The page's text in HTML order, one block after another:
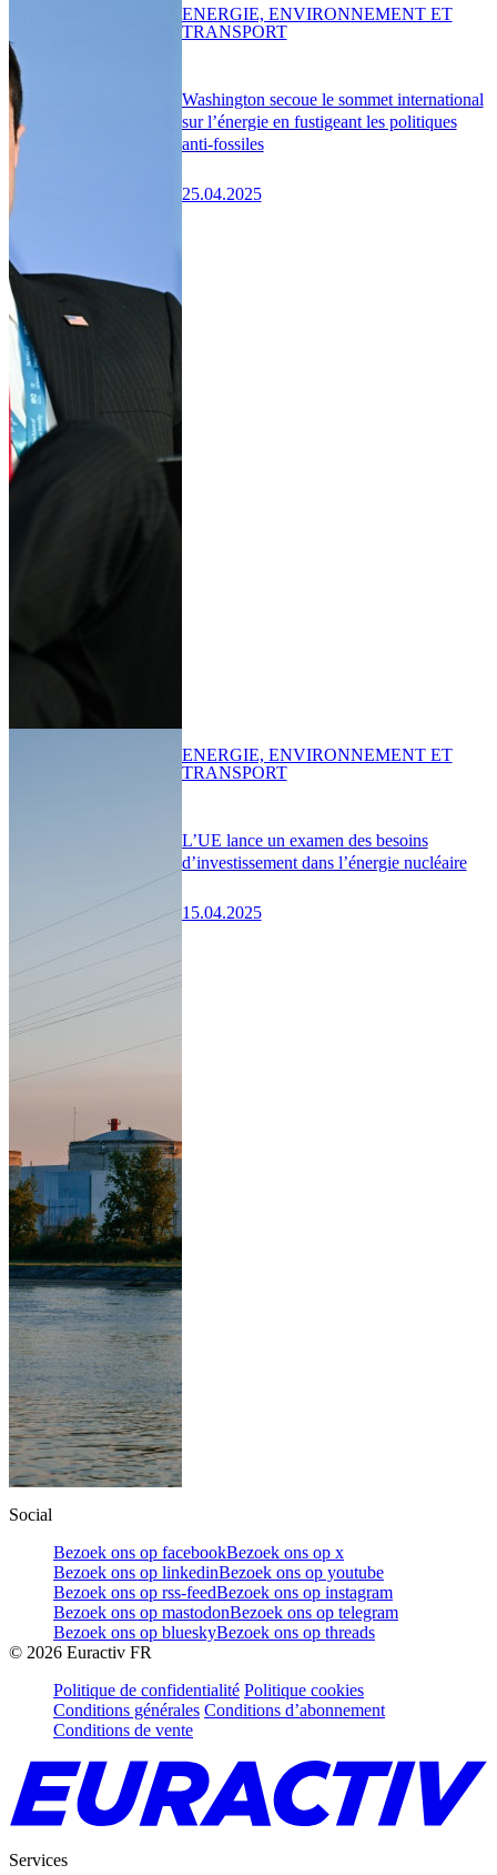
Washington secoue le sommet international
sur l’énergie en fustigeant les politiques
anti-fossiles
25.04.2025
ENERGIE, ENVIRONNEMENT ET
TRANSPORT
L’UE lance un examen des besoins
d’investissement dans l’énergie nucléaire
15.04.2025
ENERGIE, ENVIRONNEMENT ET
TRANSPORT
Social
Bezoek ons op facebookBezoek ons op x
Bezoek ons op linkedinBezoek ons op youtube
Bezoek ons op rss-feedBezoek ons op instagram
Bezoek ons op mastodonBezoek ons op telegram
Bezoek ons op blueskyBezoek ons op threads
© 2026 Euractiv FR
Politique de confidentialité Politique cookies
Conditions générales Conditions d’abonnement
Conditions de vente
Services